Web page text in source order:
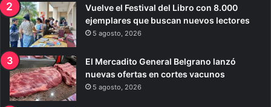
Vuelve el Festival del Libro con 8.000
ejemplares que buscan nuevos lectores
5 agosto, 2026
El Mercadito General Belgrano lanzó
nuevas ofertas en cortes vacunos
5 agosto, 2026